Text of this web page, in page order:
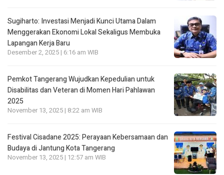
Sugiharto: Investasi Menjadi Kunci Utama Dalam
Menggerakan Ekonomi Lokal Sekaligus Membuka
Lapangan Kerja Baru
Desember 2, 2025 | 6:16 am WIB
Pemkot Tangerang Wujudkan Kepedulian untuk
Disabilitas dan Veteran di Momen Hari Pahlawan
2025
November 13, 2025 | 8:22 am WIB
Festival Cisadane 2025: Perayaan Kebersamaan dan
Budaya di Jantung Kota Tangerang
November 13, 2025 | 12:57 am WIB